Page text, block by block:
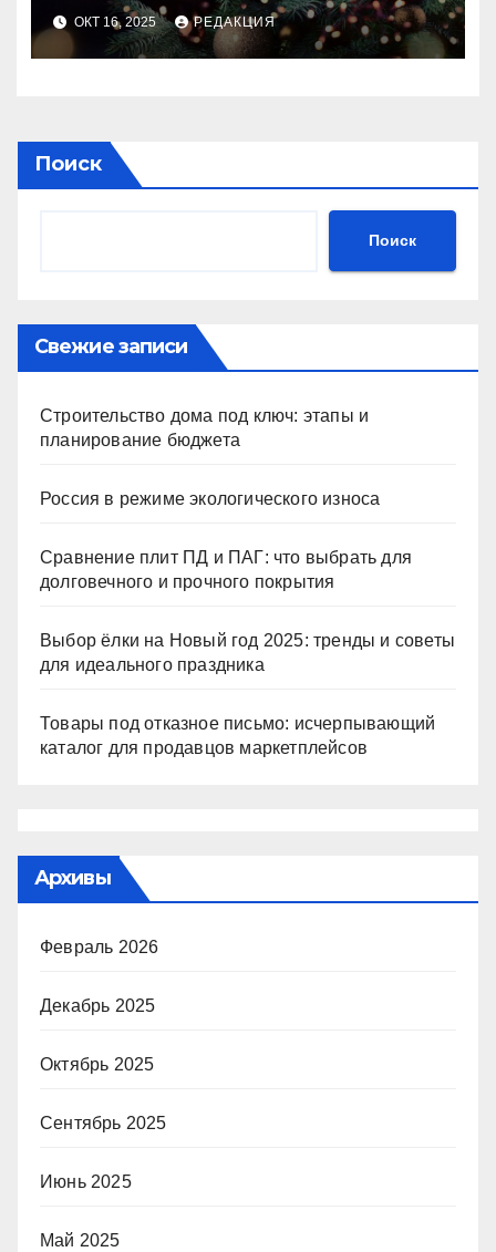
идеального праздника
ОКТ 16, 2025 РЕДАКЦИЯ
Поиск
Поиск
Свежие записи
Строительство дома под ключ: этапы и
планирование бюджета
Россия в режиме экологического износа
Сравнение плит ПД и ПАГ: что выбрать для
долговечного и прочного покрытия
Выбор ёлки на Новый год 2025: тренды и советы
для идеального праздника
Товары под отказное письмо: исчерпывающий
каталог для продавцов маркетплейсов
Архивы
Февраль 2026
Декабрь 2025
Октябрь 2025
Сентябрь 2025
Июнь 2025
Май 2025